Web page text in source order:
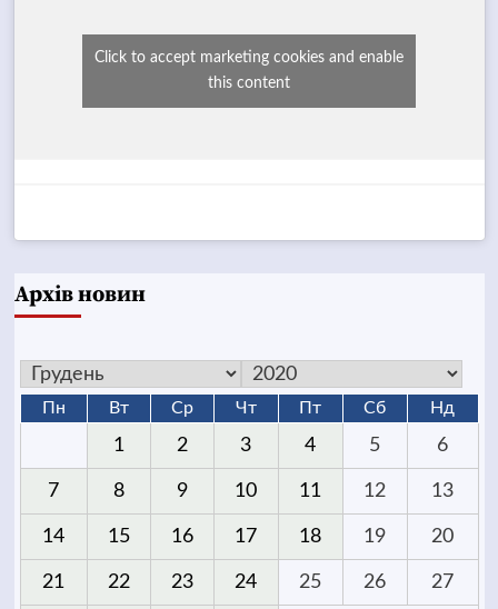
Click to accept marketing cookies and enable
this content
Архів новин
Пн Вт Ср Чт Пт Сб Нд
1 2 3 4 5 6
7 8 9 10 11 12 13
14 15 16 17 18 19 20
21 22 23 24 25 26 27